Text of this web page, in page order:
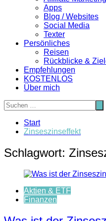
Apps
Blog / Websites
Social Media
Texter
Persönliches
Reisen
Rückblicke &
Empfehlungen
KOSTENLOS
Über mich
Start
Zinseszinseffekt
Schlagwort:
Aktien & ETF
Finanzen